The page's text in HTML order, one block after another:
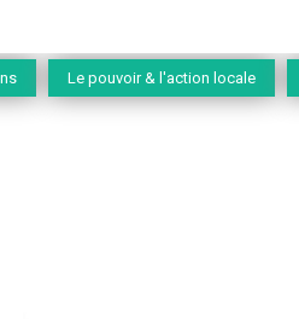
Le pouvoir & l'action locale